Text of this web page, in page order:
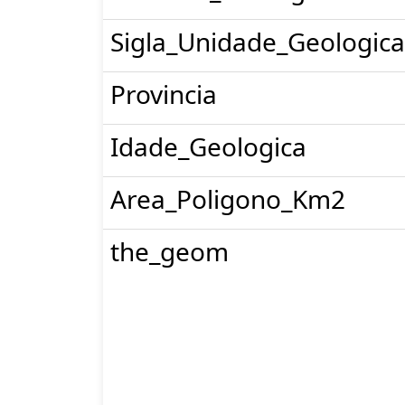
Sigla_Unidade_Geologica
Provincia
Idade_Geologica
Area_Poligono_Km2
the_geom